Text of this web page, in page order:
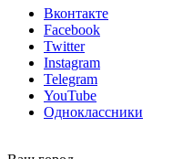
Вконтакте
Facebook
Twitter
Instagram
Telegram
YouTube
Одноклассники